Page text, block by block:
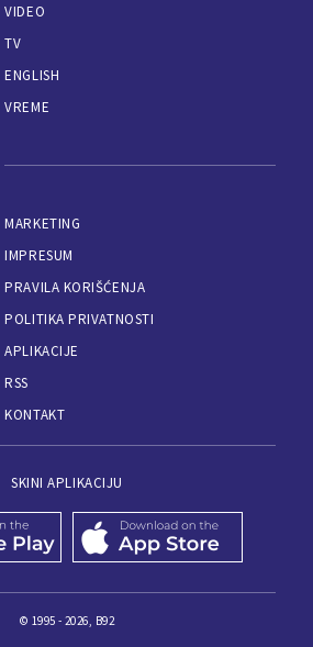
VIDEO
TV
ENGLISH
VREME
MARKETING
IMPRESUM
PRAVILA KORIŠĆENJA
POLITIKA PRIVATNOSTI
APLIKACIJE
RSS
KONTAKT
SKINI APLIKACIJU
© 1995 - 2026, B92